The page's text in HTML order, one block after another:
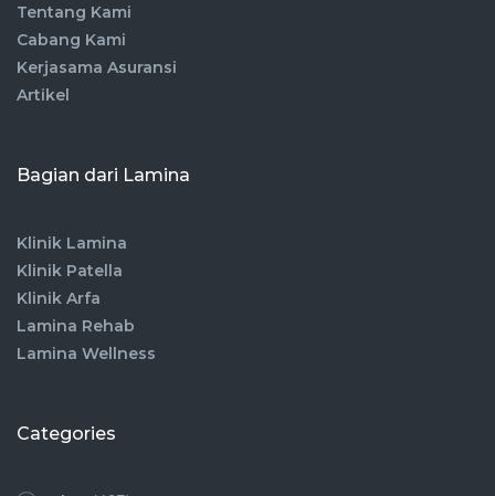
Tentang Kami
Cabang Kami
Kerjasama Asuransi
Artikel
Bagian dari Lamina
Klinik Lamina
Klinik Patella
Klinik Arfa
Lamina Rehab
Lamina Wellness
Categories